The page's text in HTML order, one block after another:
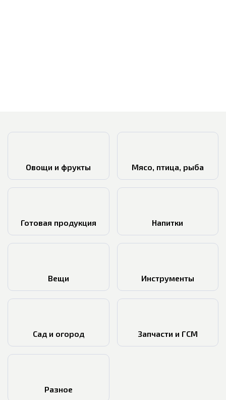
Овощи и фрукты Мясо, птица, рыба
Готовая продукция Напитки
Вещи Инструменты
Сад и огород Запчасти и ГСМ
Разное